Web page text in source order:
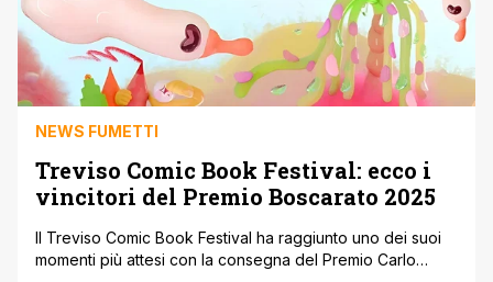
NEWS FUMETTI
Treviso Comic Book Festival: ecco i
vincitori del Premio Boscarato 2025
Il Treviso Comic Book Festival ha raggiunto uno dei suoi
momenti più attesi con la consegna del Premio Carlo